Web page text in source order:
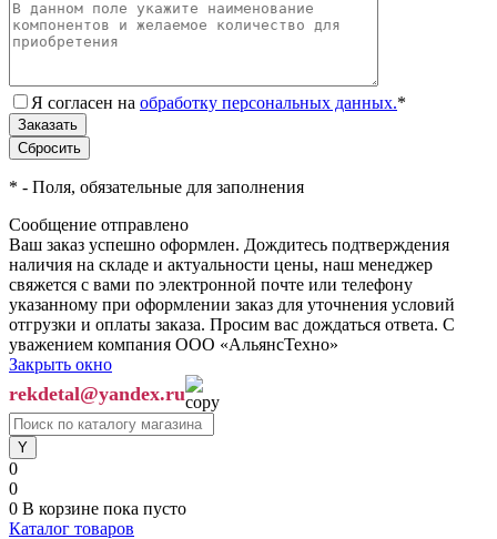
Я согласен на обработку персональных данных.*
* - Поля, обязательные для заполнения
Сообщение отправлено
Ваш заказ успешно оформлен. Дождитесь подтверждения
наличия на складе и актуальности цены, наш менеджер
свяжется с вами по электронной почте или телефону
указанному при оформлении заказ для уточнения условий
отгрузки и оплаты заказа. Просим вас дождаться ответа. С
уважением компания ООО «АльянсТехно»
Закрыть окно
rekdetal@yandex.ru
0
0
0 В корзине пока пусто
Каталог товаров